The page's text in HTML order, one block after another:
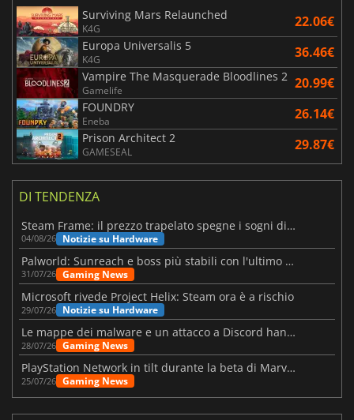
Surviving Mars Relaunched
K4G 22.06€
Europa Universalis 5
K4G 36.46€
Vampire The Masquerade Bloodlines 2
Gamelife 20.99€
FOUNDRY
Eneba 26.14€
Prison Architect 2
GAMESEAL 29.87€
DI TENDENZA
Steam Frame: il prezzo trapelato spegne i sogni di un VR economico
04/08/26 Notizie su Hardware
Palworld: Sunreach e boss più stabili con l'ultimo update
31/07/26 Gaming News
Microsoft rivede Project Helix: Steam ora è a rischio
29/07/26 Notizie su Hardware
Le mappe dei malware e un attacco a Discord hanno colpito Meccha Chameleon
28/07/26 Gaming News
PlayStation Network in tilt durante la beta di Marvel Tōkon
25/07/26 Gaming News